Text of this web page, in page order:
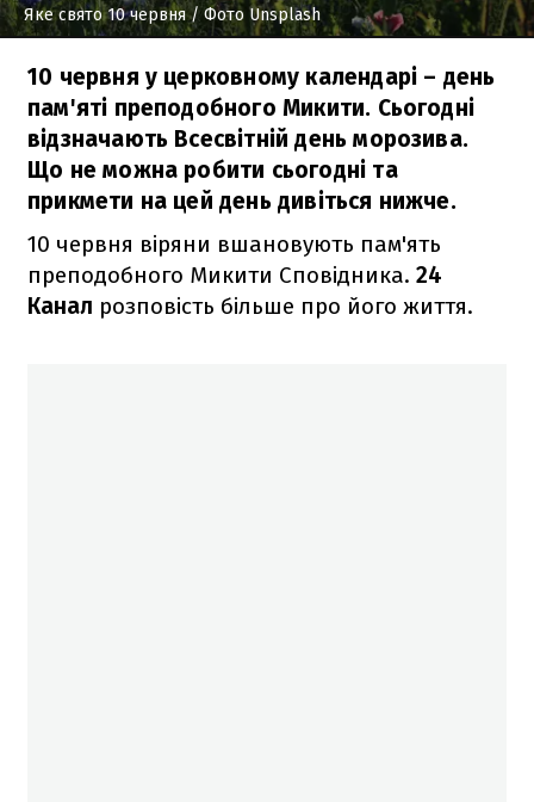
Яке свято 10 червня/ Фото Unsplash
10 червня у церковному календарі – день
пам'яті преподобного Микити. Сьогодні
відзначають Всесвітній день морозива.
Що не можна робити сьогодні та
прикмети на цей день дивіться нижче.
10 червня віряни вшановують пам'ять
преподобного Микити Сповідника. 24
Канал розповість більше про його життя.